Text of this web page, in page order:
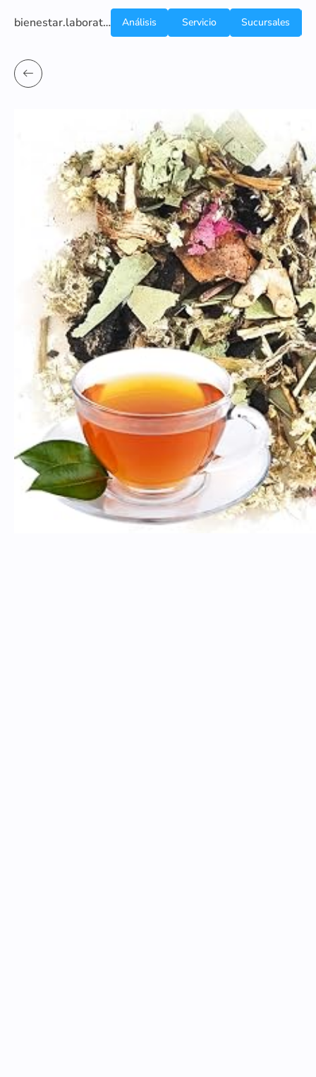
bienestar.laboratoriocliniconsb.com
Análisis
Servicio
Sucursales